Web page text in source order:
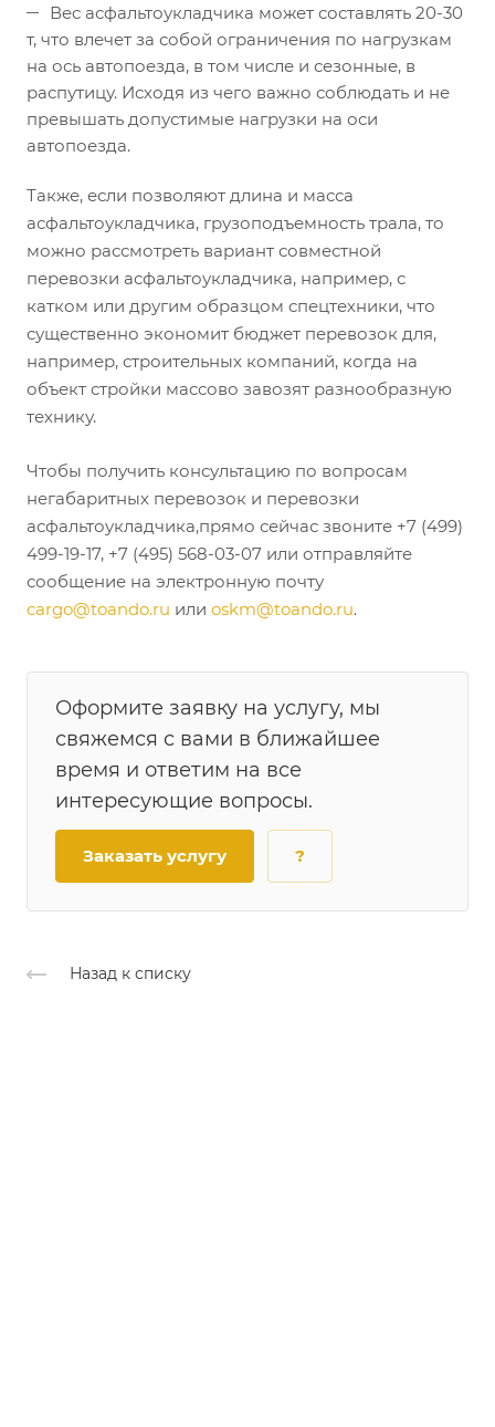
Вес асфальтоукладчика может составлять 20-30
т, что влечет за собой ограничения по нагрузкам
на ось автопоезда, в том числе и сезонные, в
распутицу. Исходя из чего важно соблюдать и не
превышать допустимые нагрузки на оси
автопоезда.
Также, если позволяют длина и масса
асфальтоукладчика, грузоподъемность трала, то
можно рассмотреть вариант совместной
перевозки асфальтоукладчика, например, с
катком или другим образцом спецтехники, что
существенно экономит бюджет перевозок для,
например, строительных компаний, когда на
объект стройки массово завозят разнообразную
технику.
Чтобы получить консультацию по вопросам
негабаритных перевозок и перевозки
асфальтоукладчика,прямо сейчас звоните +7 (499)
499-19-17, +7 (495) 568-03-07 или отправляйте
сообщение на электронную почту
cargo@toando.ru или oskm@toando.ru.
Оформите заявку на услугу, мы
свяжемся с вами в ближайшее
время и ответим на все
интересующие вопросы.
Заказать услугу ?
Назад к списку